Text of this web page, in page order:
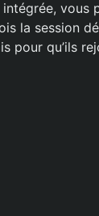
vous
la session
pour qu’ils